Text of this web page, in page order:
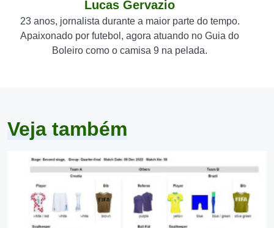
Lucas Gervazio
23 anos, jornalista durante a maior parte do tempo.
Apaixonado por futebol, agora atuando no Guia do
Boleiro como o camisa 9 na pelada.
Veja também